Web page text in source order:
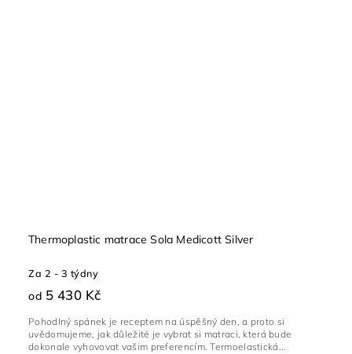
Thermoplastic matrace Sola Medicott Silver
Za 2 - 3 týdny
od 5 430 Kč
Pohodlný spánek je receptem na úspěšný den, a proto si
uvědomujeme, jak důležité je vybrat si matraci, která bude
dokonale vyhovovat vašim preferencím. Termoelastická...